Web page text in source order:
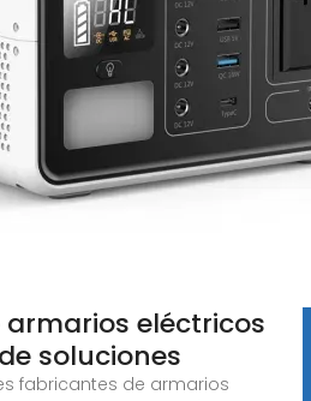
eléctricos
soluciones
fabricantes de armarios